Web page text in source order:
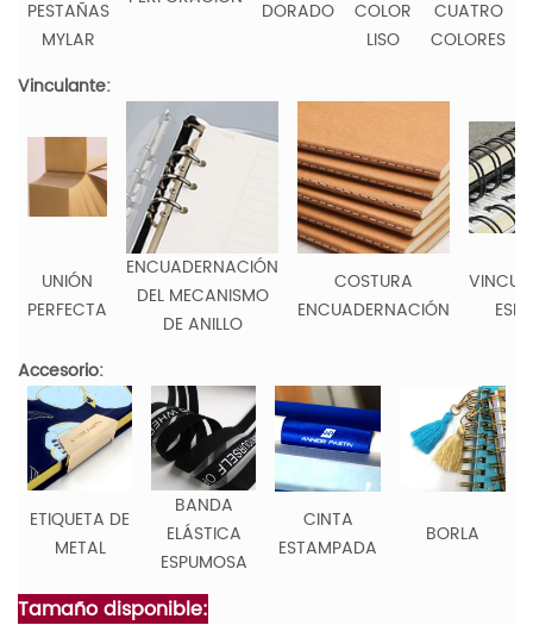
PESTAÑAS
MYLAR
DORADO
COLOR
LISO
CUATRO
COLORES
Vinculante:
UNIÓN
PERFECTA
ENCUADERNACIÓN
DEL MECANISMO
DE ANILLO
COSTURA
ENCUADERNACIÓN
Accesorio:
ETIQUETA DE
METAL
BANDA
ELÁSTICA
ESPUMOSA
CINTA
ESTAMPADA
BORLA
Tamaño disponible: